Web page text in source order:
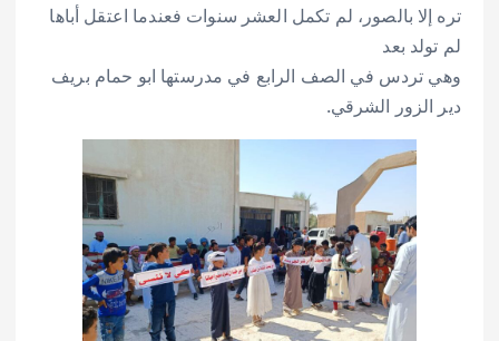
تره إلا بالصور، لم تكمل العشر سنوات فعندما اعتقل أباها
لم تولد بعد
وهي تردس في الصف الرابع في مدرستها ابو حمام بريف
دير الزور الشرقي.